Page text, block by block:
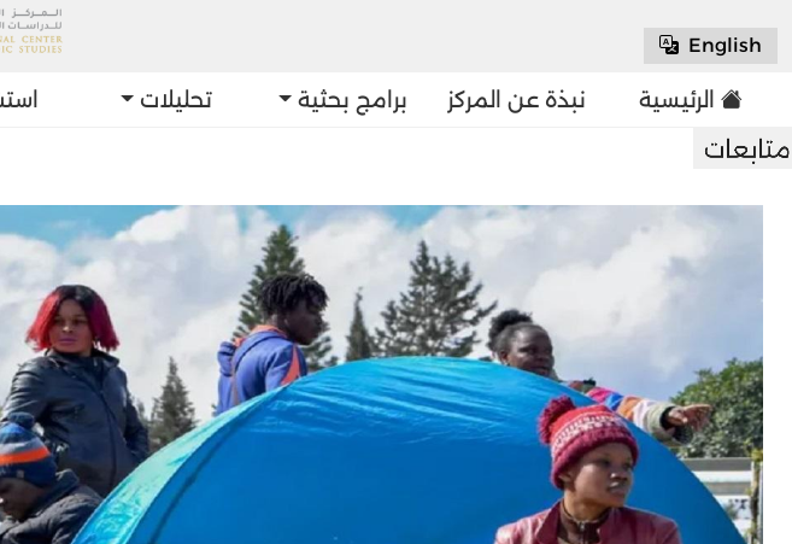
English
الرئيسية نبذة عن المركز برامج بحثية تحليلات